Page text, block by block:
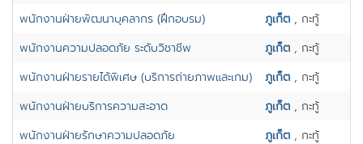
พนักงานฝ่ายพัฒนาบุคลากร (ฝึกอบรม)
ภูเก็ต , กะทู้
พนักงานความปลอดภัย ระดับวิชาชีพ
ภูเก็ต , กะทู้
พนักงานฝ่ายรายได้พิเศษ (บริการถ่ายภาพและเกม)
ภูเก็ต , กะทู้
พนักงานฝ่ายบริการความสะอาด
ภูเก็ต , กะทู้
พนักงานฝ่ายรักษาความปลอดภัย
ภูเก็ต , กะทู้